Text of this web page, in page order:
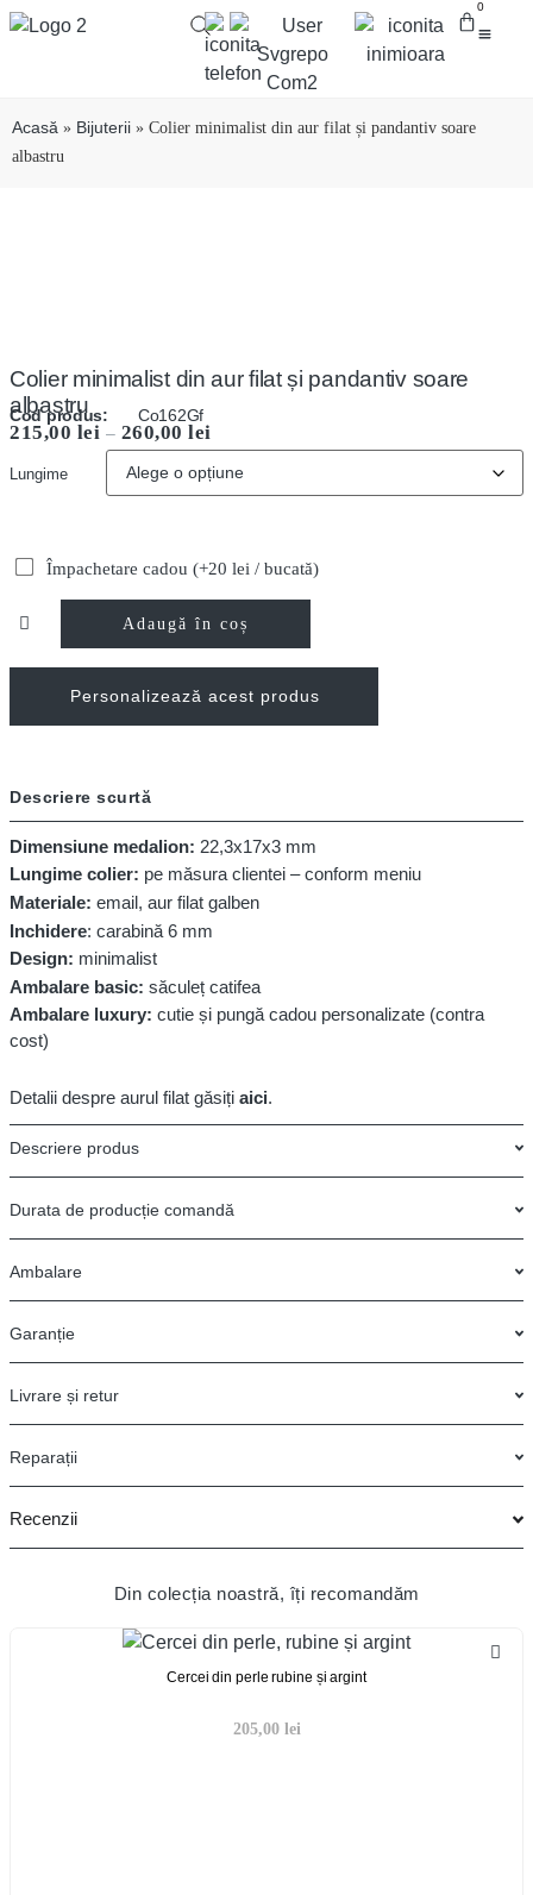
0
Acasă » Bijuterii » Colier minimalist din aur filat și pandantiv soare
albastru
Colier minimalist din aur filat și pandantiv soare
albastru
Cod produs: Co162Gf
215,00 lei – 260,00 lei
Lungime
Împachetare cadou (+20 lei / bucată)
Adaugă în coș
Personalizează acest produs
Descriere scurtă
Dimensiune medalion: 22,3x17x3 mm
Lungime colier: pe măsura clientei – conform meniu
Materiale: email, aur filat galben
Inchidere: carabină 6 mm
Design: minimalist
Ambalare basic: săculeț catifea
Ambalare luxury: cutie și pungă cadou personalizate (contra
cost)
Detalii despre aurul filat găsiți aici.
Descriere produs
Durata de producție comandă
Ambalare
Garanție
Livrare și retur
Reparații
Recenzii
Din colecția noastră, îți recomandăm
Cercei din perle rubine și argint
205,00 lei